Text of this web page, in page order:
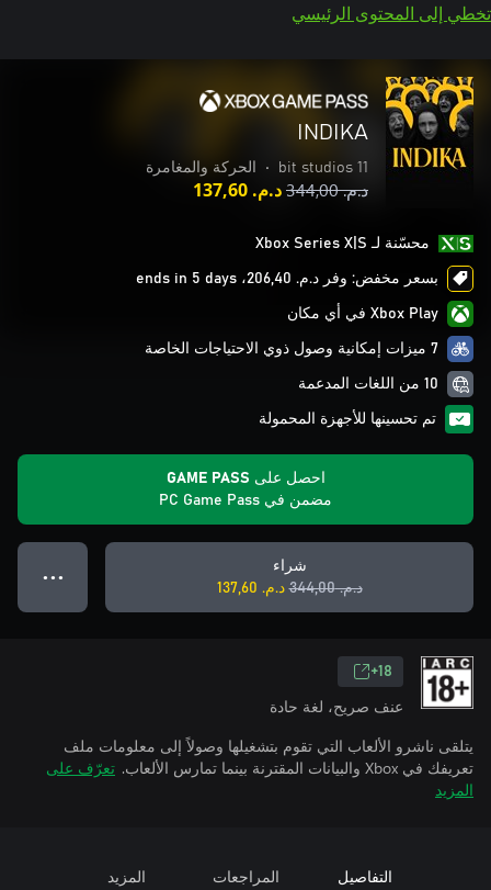
تخطي إلى المحتوى الرئيسي
INDIKA
11 bit studios
• الحركة والمغامرة
د.م.‏ 344,00 د.م.‏ 137,60
محسّنة لـ Xbox Series X|S
بسعر مخفض: وفر د.م.‏ 206,40، ends in 5 days
Xbox Play في أي مكان
7 ميزات إمكانية وصول ذوي الاحتياجات الخاصة
10 من اللغات المدعمة
تم تحسينها للأجهزة المحمولة
احصل على GAME PASS
مضمن في PC Game Pass
شراء
د.م.‏ 344,00
د.م.‏ 137,60
● ● ●
18+
عنف صريح، لغة حادة
يتلقى ناشرو الألعاب التي تقوم بتشغيلها وصولاً إلى معلومات ملف
تعريفك في Xbox والبيانات المقترنة بينما تمارس الألعاب.
تعرّف على
المزيد
التفاصيل المراجعات المزيد